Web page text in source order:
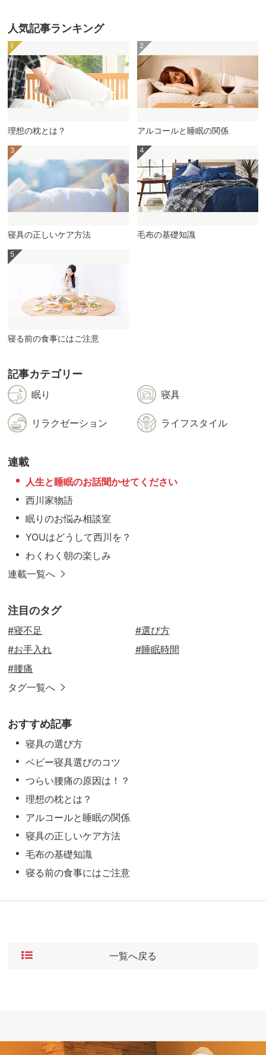
人気記事ランキング
理想の枕とは？ アルコールと睡眠の関係
寝具の正しいケア方法 毛布の基礎知識
寝る前の食事にはご注意
記事カテゴリー
眠り
寝具
リラクゼーション ライフスタイル
連載
人生と睡眠のお話聞かせてください
西川家物語
眠りのお悩み相談室
YOUはどうして西川を？
わくわく朝の楽しみ
連載一覧へ
注目のタグ
#寝不足
#選び方
#お手入れ
#睡眠時間
#腰痛
タグ一覧へ
おすすめ記事
寝具の選び方
ベビー寝具選びのコツ
つらい腰痛の原因は！？
理想の枕とは？
アルコールと睡眠の関係
寝具の正しいケア方法
毛布の基礎知識
寝る前の食事にはご注意
一覧へ戻る